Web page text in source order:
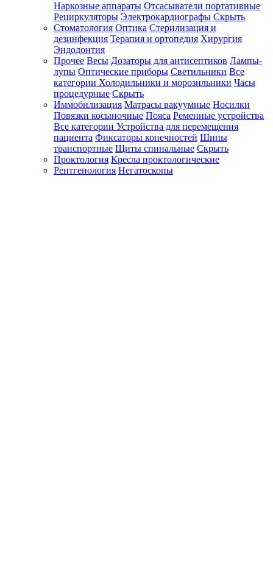
Наркозные аппараты Отсасыватели портативные
Рециркуляторы Электрокардиографы Скрыть
Стоматология Оптика Стерилизация и
дезинфекция Терапия и ортопедия Хирургия
Эндодонтия
Прочее Весы Дозаторы для антисептиков Лампы-
лупы Оптические приборы Светильники Все
категории Холодильники и морозильники Часы
процедурные Скрыть
Иммобилизация Матрасы вакуумные Носилки
Повязки косыночные Пояса Ременные устройства
Все категории Устройства для перемещения
пациента Фиксаторы конечностей Шины
транспортные Щиты спинальные Скрыть
Проктология Кресла проктологические
Рентгенология Негатоскопы